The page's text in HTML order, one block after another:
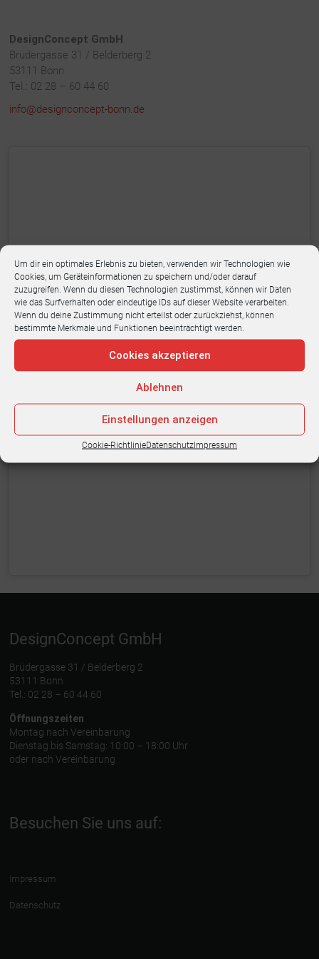
Um dir ein optimales Erlebnis zu bieten, verwenden wir Technologien wie
Cookies, um Geräteinformationen zu speichern und/oder darauf
zuzugreifen. Wenn du diesen Technologien zustimmst, können wir Daten
wie das Surfverhalten oder eindeutige IDs auf dieser Website verarbeiten.
Wenn du deine Zustimmung nicht erteilst oder zurückziehst, können
bestimmte Merkmale und Funktionen beeinträchtigt werden.
Cookies akzeptieren
Ablehnen
Einstellungen anzeigen
Cookie-RichtlinieDatenschutzImpressum
DesignConcept GmbH
Brüdergasse 31 / Belderberg 2
53111 Bonn
Tel.: 02 28 – 60 44 60
info@designconcept-bonn.de
Klicke hier, um Marketing-Cookies zu
akzeptieren und diesen Inhalt zu aktivieren
DesignConcept GmbH
Brüdergasse 31 / Belderberg 2
53111 Bonn
Tel.: 02 28 – 60 44 60
Öffnungszeiten
Montag nach Vereinbarung
Dienstag bis Samstag: 10:00 – 18:00 Uhr
oder nach Vereinbarung
Besuchen Sie uns auf:
Impressum
Datenschutz